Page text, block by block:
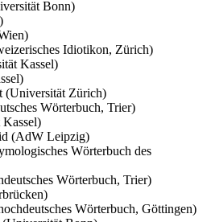
Bonn)
Idiotikon, Zürich)
Kassel)
(Universität Zürich)
Wörterbuch, Trier)
(AdW Leipzig)
Wörterbuch des
Wörterbuch, Trier)
Wörterbuch, Göttingen)